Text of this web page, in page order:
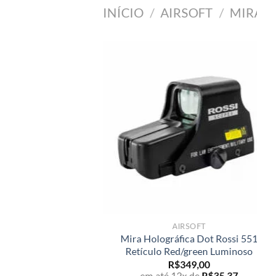
INÍCIO / AIRSOFT /
AIRSOFT
Mira Holográfica Dot Rossi 551
Retículo Red/green Luminoso
R$349,00